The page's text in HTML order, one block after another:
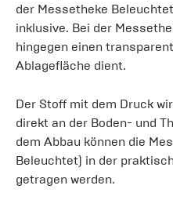
der Messetheke
inklusive. Bei der
hingegen einen
Ablagefläche dient.
Der Stoff mit dem Druck
direkt an der Boden- und
dem Abbau können die
Beleuchtet) in der
getragen werden.